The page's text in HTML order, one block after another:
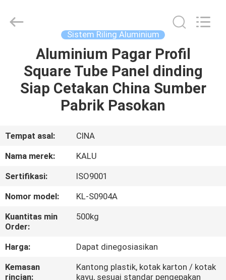
RUMAH
PRODUK
VR
KAMI
TUR
PABRIK
KONTROL
Rights
Sistem Riling Aluminium
Aluminium Pagar Profil
Square Tube Panel dinding
Siap Cetakan China Sumber
Pabrik Pasokan
Tempat asal:
CINA
Nama merek:
KALU
Sertifikasi:
ISO9001
Nomor model:
KL-S0904A
Kuantitas min
Order:
500kg
Harga:
Dapat dinegosiasikan
Kemasan
rincian:
Kantong plastik, kotak karton / kotak
kayu, sesuai standar pengepakan